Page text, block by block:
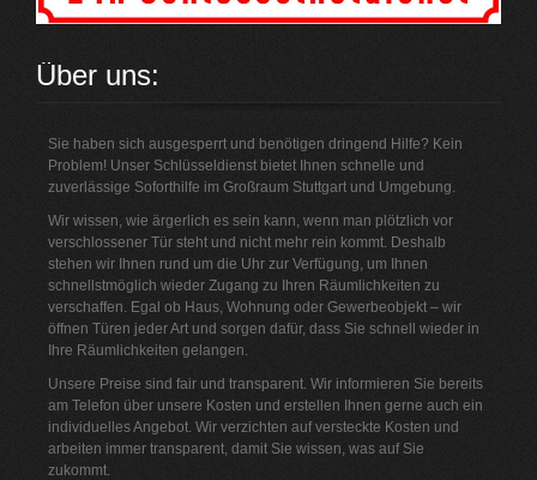
Über uns:
Sie haben sich ausgesperrt und benötigen dringend Hilfe? Kein
Problem! Unser Schlüsseldienst bietet Ihnen schnelle und
zuverlässige Soforthilfe im Großraum Stuttgart und Umgebung.
Wir wissen, wie ärgerlich es sein kann, wenn man plötzlich vor
verschlossener Tür steht und nicht mehr rein kommt. Deshalb
stehen wir Ihnen rund um die Uhr zur Verfügung, um Ihnen
schnellstmöglich wieder Zugang zu Ihren Räumlichkeiten zu
verschaffen. Egal ob Haus, Wohnung oder Gewerbeobjekt – wir
öffnen Türen jeder Art und sorgen dafür, dass Sie schnell wieder in
Ihre Räumlichkeiten gelangen.
Unsere Preise sind fair und transparent. Wir informieren Sie bereits
am Telefon über unsere Kosten und erstellen Ihnen gerne auch ein
individuelles Angebot. Wir verzichten auf versteckte Kosten und
arbeiten immer transparent, damit Sie wissen, was auf Sie
zukommt.